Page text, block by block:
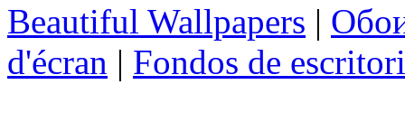
Beautiful Wallpapers |
d'écran | Fondos de